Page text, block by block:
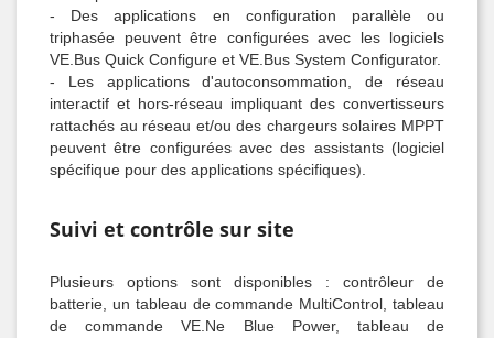
- Des applications en configuration parallèle ou
triphasée peuvent être configurées avec les logiciels
VE.Bus Quick Configure et VE.Bus System Configurator.
- Les applications d'autoconsommation, de réseau
interactif et hors-réseau impliquant des convertisseurs
rattachés au réseau et/ou des chargeurs solaires MPPT
peuvent être configurées avec des assistants (logiciel
spécifique pour des applications spécifiques).
Suivi et contrôle sur site
Plusieurs options sont disponibles : contrôleur de
batterie, un tableau de commande MultiControl, tableau
de commande VE.Ne Blue Power, tableau de